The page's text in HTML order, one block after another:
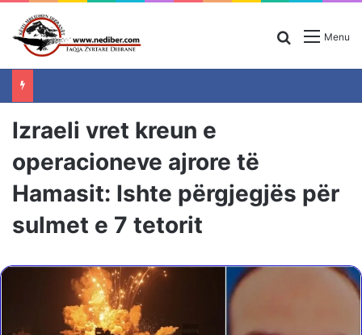
Menu
Search for
Izraeli vret kreun e
operacioneve ajrore të
Hamasit: Ishte përgjegjës për
sulmet e 7 tetorit